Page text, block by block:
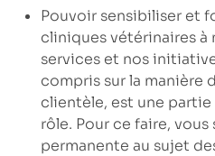
Pouvoir sensibiliser et
cliniques vétérinaires à
services et nos
compris sur la manière
clientèle, est une
rôle. Pour ce faire, vous
permanente au sujet